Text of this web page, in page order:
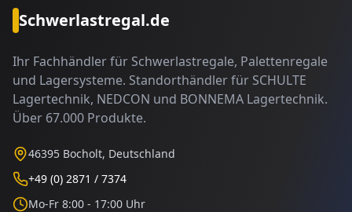
Schwerlastregal.de
Ihr Fachhändler für Schwerlastregale, Palettenregale
und Lagersysteme. Standorthändler für SCHULTE
Lagertechnik, NEDCON und BONNEMA Lagertechnik.
Über 67.000 Produkte.
46395 Bocholt, Deutschland
+49 (0) 2871 / 7374
Mo-Fr 8:00 - 17:00 Uhr